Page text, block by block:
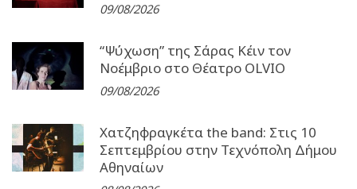
09/08/2026
“Ψύχωση” της Σάρας Κέιν τον
Νοέμβριο στο Θέατρο OLVIO
09/08/2026
Χατζηφραγκέτα the band: Στις 10
Σεπτεμβρίου στην Τεχνόπολη Δήμου
Αθηναίων